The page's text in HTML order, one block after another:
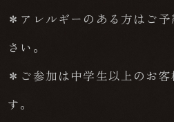
＊アレルギーのある方はご
さい。
＊ご参加は中学生以上のお
す。